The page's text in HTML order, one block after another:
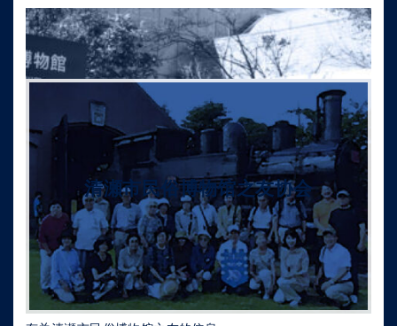
清瀬市民俗博物馆之友协会